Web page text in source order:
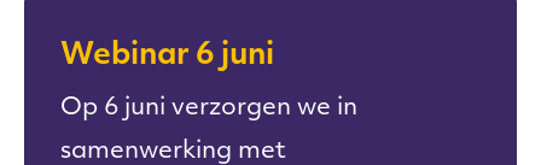
Webinar 6 juni
Op 6 juni verzorgen we in
samenwerking met